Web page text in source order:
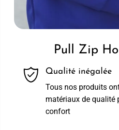
Pull Zip
Qualité inégalée
Tous nos produits
matériaux de qualité
confort